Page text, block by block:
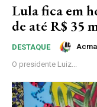
Lula fica em
de até R$ 35
DESTAQUE
O presidente Luiz...